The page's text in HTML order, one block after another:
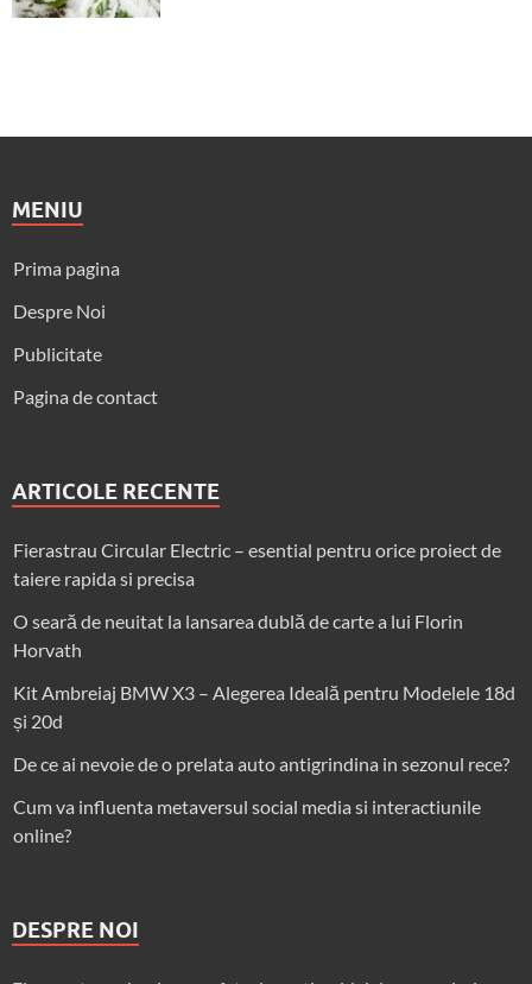
MENIU
Prima pagina
Despre Noi
Publicitate
Pagina de contact
ARTICOLE RECENTE
Fierastrau Circular Electric – esential pentru orice proiect de
taiere rapida si precisa
O seară de neuitat la lansarea dublă de carte a lui Florin
Horvath
Kit Ambreiaj BMW X3 – Alegerea Ideală pentru Modelele 18d
și 20d
De ce ai nevoie de o prelata auto antigrindina in sezonul rece?
Cum va influenta metaversul social media si interactiunile
online?
DESPRE NOI